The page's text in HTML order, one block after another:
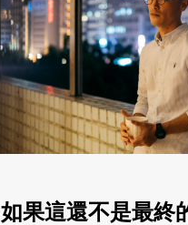
如果這還不是最終